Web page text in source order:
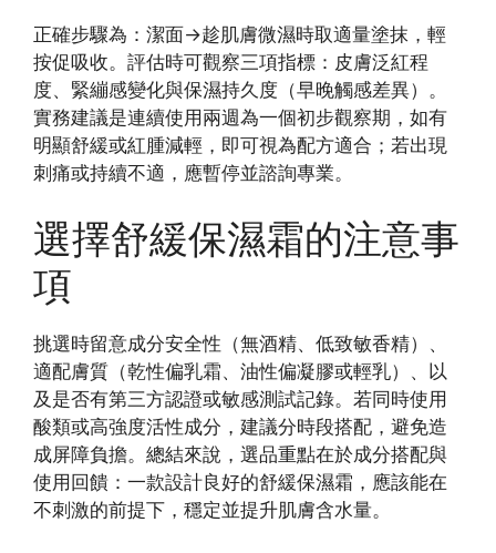
正確步驟為：潔面→趁肌膚微濕時取適量塗抹，輕
按促吸收。評估時可觀察三項指標：皮膚泛紅程
度、緊繃感變化與保濕持久度（早晚觸感差異）。
實務建議是連續使用兩週為一個初步觀察期，如有
明顯舒緩或紅腫減輕，即可視為配方適合；若出現
刺痛或持續不適，應暫停並諮詢專業。
選擇舒緩保濕霜的注意事
項
挑選時留意成分安全性（無酒精、低致敏香精）、
適配膚質（乾性偏乳霜、油性偏凝膠或輕乳）、以
及是否有第三方認證或敏感測試記錄。若同時使用
酸類或高強度活性成分，建議分時段搭配，避免造
成屏障負擔。總結來說，選品重點在於成分搭配與
使用回饋：一款設計良好的舒緩保濕霜，應該能在
不刺激的前提下，穩定並提升肌膚含水量。